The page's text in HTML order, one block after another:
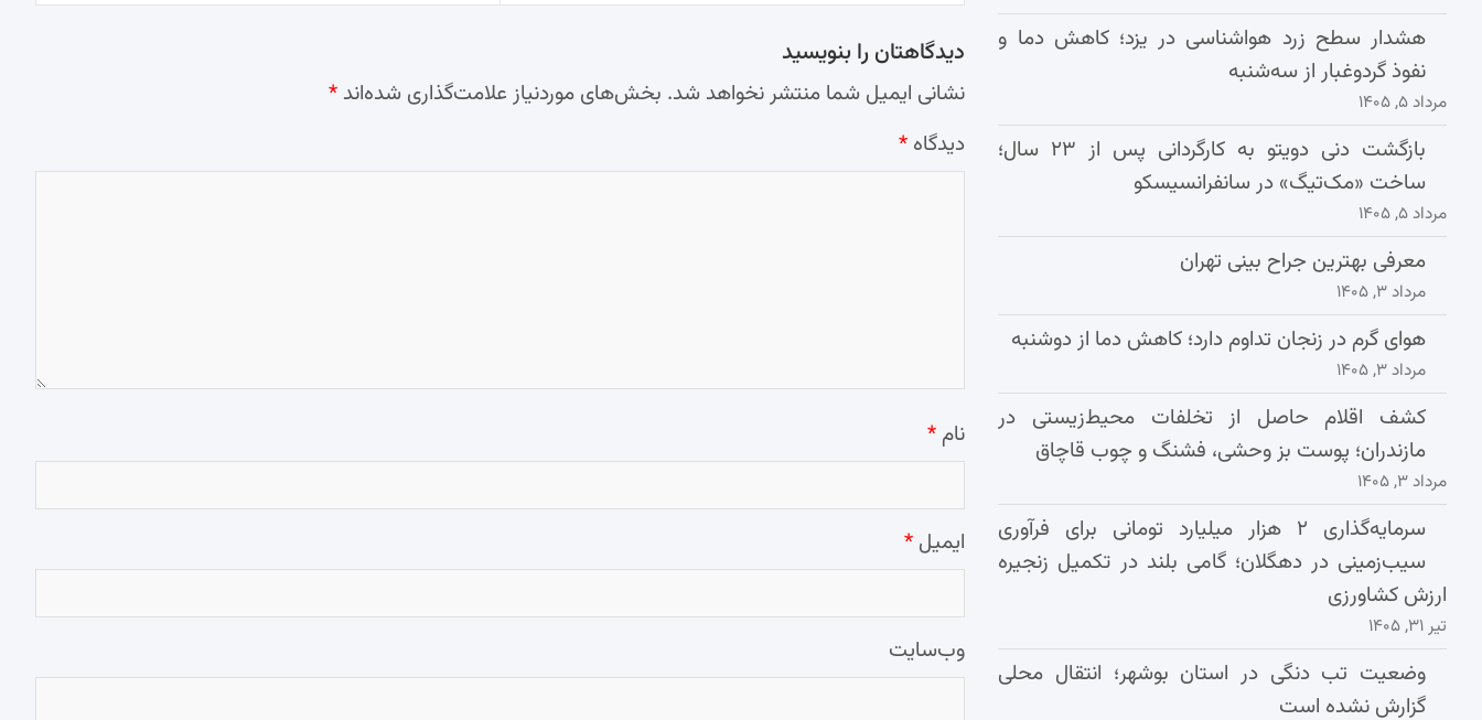
دیدگاهتان را بنویسید
نشانی ایمیل شما منتشر نخواهد شد. بخش‌های موردنیاز علامت‌گذاری شده‌اند *
دیدگاه *
نام *
ایمیل *
وب‌سایت
هشدار سطح زرد هواشناسی در یزد؛ کاهش دما و
نفوذ گردوغبار از سه‌شنبه
مرداد ۵, ۱۴۰۵
بازگشت دنی دویتو به کارگردانی پس از ۲۳ سال؛
ساخت «مک‌تیگ» در سانفرانسیسکو
مرداد ۵, ۱۴۰۵
معرفی بهترین جراح بینی تهران
مرداد ۳, ۱۴۰۵
هوای گرم در زنجان تداوم دارد؛ کاهش دما از دوشنبه
مرداد ۳, ۱۴۰۵
کشف اقلام حاصل از تخلفات محیط‌زیستی در
مازندران؛ پوست بز وحشی، فشنگ و چوب قاچاق
مرداد ۳, ۱۴۰۵
سرمایه‌گذاری ۲ هزار میلیارد تومانی برای فرآوری
سیب‌زمینی در دهگلان؛ گامی بلند در تکمیل زنجیره
ارزش کشاورزی
تیر ۳۱, ۱۴۰۵
وضعیت تب دنگی در استان بوشهر؛ انتقال محلی
گزارش نشده است